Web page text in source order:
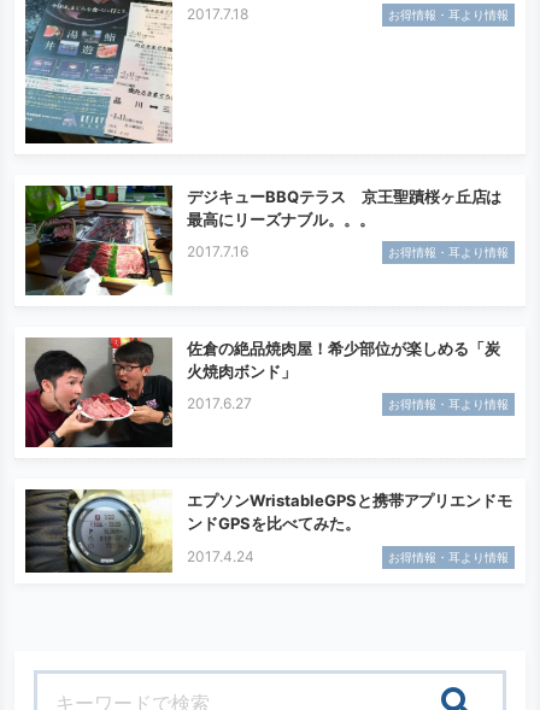
2017.7.18 お得情報・耳より情報
デジキューBBQテラス 京王聖蹟桜ヶ丘店は
最高にリーズナブル。。。
2017.7.16 お得情報・耳より情報
佐倉の絶品焼肉屋！希少部位が楽しめる「炭
火焼肉ボンド」
2017.6.27 お得情報・耳より情報
エプソンWristableGPSと携帯アプリエンドモ
ンドGPSを比べてみた。
2017.4.24 お得情報・耳より情報